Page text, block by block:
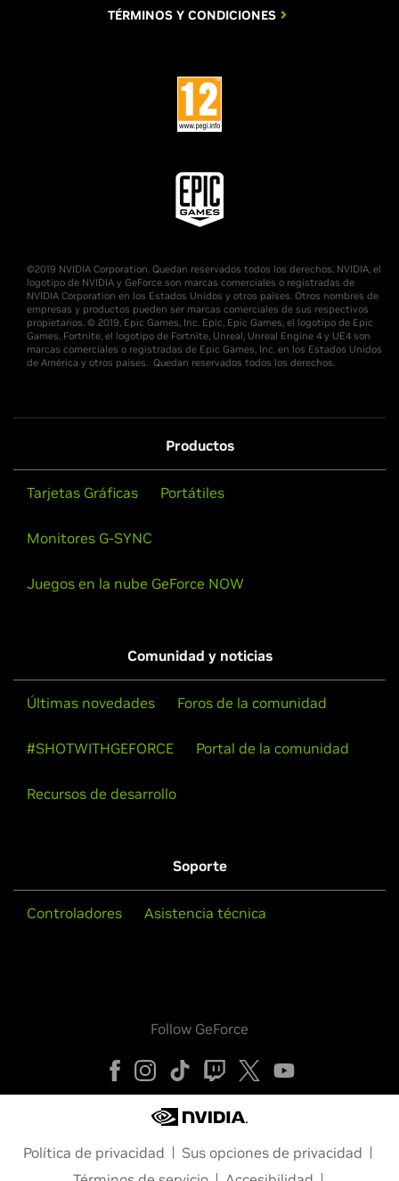
TÉRMINOS Y CONDICIONES
©2019 NVIDIA Corporation. Quedan reservados todos los derechos. NVIDIA, el
logotipo de NVIDIA y GeForce son marcas comerciales o registradas de
NVIDIA Corporation en los Estados Unidos y otros países. Otros nombres de
empresas y productos pueden ser marcas comerciales de sus respectivos
propietarios. © 2019, Epic Games, Inc. Epic, Epic Games, el logotipo de Epic
Games, Fortnite, el logotipo de Fortnite, Unreal, Unreal Engine 4 y UE4 son
marcas comerciales o registradas de Epic Games, Inc. en los Estados Unidos
de América y otros países. Quedan reservados todos los derechos.
Productos
Tarjetas Gráficas Portátiles
Monitores G-SYNC
Juegos en la nube GeForce NOW
Comunidad y noticias
Últimas novedades Foros de la comunidad
#SHOTWITHGEFORCE Portal de la comunidad
Recursos de desarrollo
Soporte
Controladores Asistencia técnica
Follow GeForce
Política de privacidad
Sus opciones de privacidad